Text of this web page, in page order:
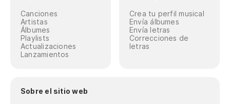
Canciones
Artistas
Álbumes
Playlists
Actualizaciones
Lanzamientos
Crea tu perfil musical
Envía álbumes
Envía letras
Correcciones de
letras
Sobre el sitio web